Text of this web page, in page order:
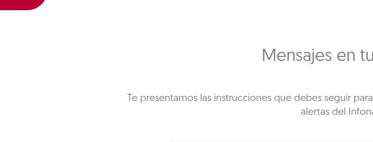
Mensajes en
Te presentamos las instrucciones que debes seguir
alertas del